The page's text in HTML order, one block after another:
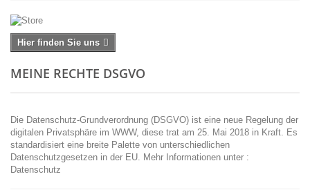
Hier finden Sie uns
MEINE RECHTE DSGVO
Die Datenschutz-Grundverordnung (DSGVO) ist eine neue Regelung der
digitalen Privatsphäre im WWW, diese trat am 25. Mai 2018 in Kraft. Es
standardisiert eine breite Palette von unterschiedlichen
Datenschutzgesetzen in der EU. Mehr Informationen unter :
Datenschutz